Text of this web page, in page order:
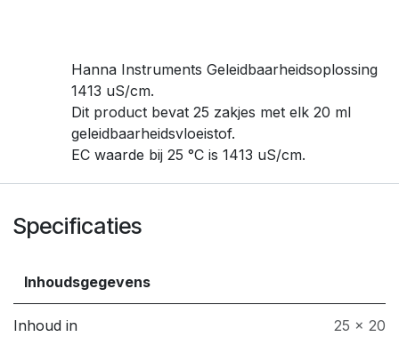
Hanna Instruments Geleidbaarheidsoplossing
1413 uS/cm.
Dit product bevat 25 zakjes met elk 20 ml
geleidbaarheidsvloeistof.
EC waarde bij 25 °C is 1413 uS/cm.
Specificaties
Inhoudsgegevens
Inhoud in
25 x 20